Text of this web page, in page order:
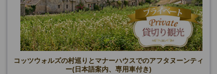
コッツウォルズの村巡りとマナーハウスでのアフタヌーンティ
ー(日本語案内、専用車付き)